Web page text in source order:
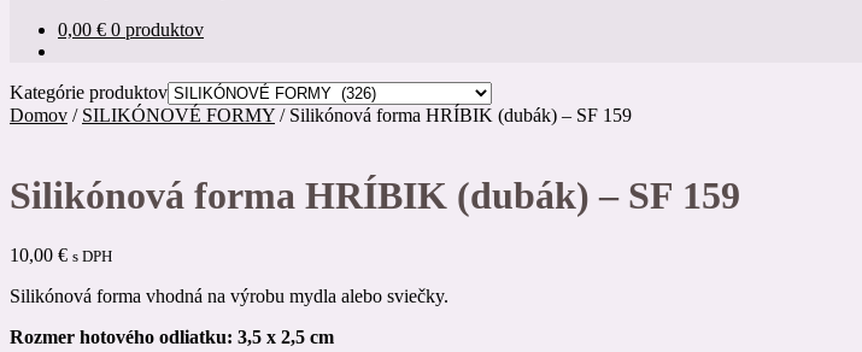
0,00 € 0 produktov
Kategórie produktov
Domov / SILIKÓNOVÉ FORMY / Silikónová forma HRÍBIK (dubák) – SF 159
Silikónová forma HRÍBIK (dubák) – SF 159
10,00 € s DPH
Silikónová forma vhodná na výrobu mydla alebo sviečky.
Rozmer hotového odliatku: 3,5 x 2,5 cm